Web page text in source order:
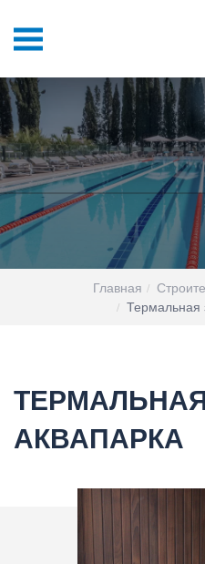
Главная
Термальная
АКВАПАРКА